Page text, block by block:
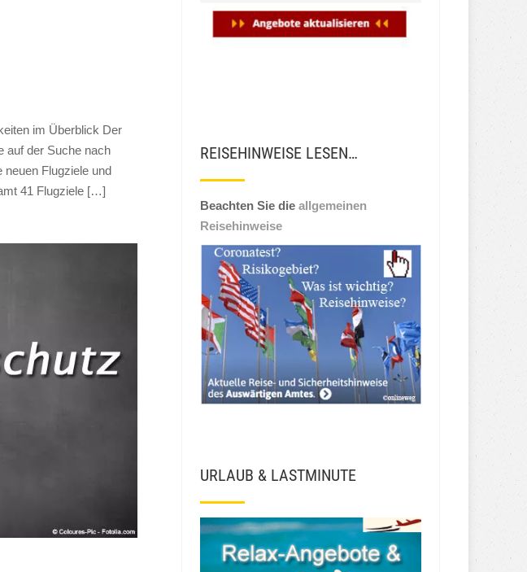
im Überblick Der
auf der Suche nach
neuen Flugziele und
41 Flugziele […]
REISEHINWEISE LESEN…
Beachten Sie die allgemeinen
Reisehinweise
URLAUB & LASTMINUTE